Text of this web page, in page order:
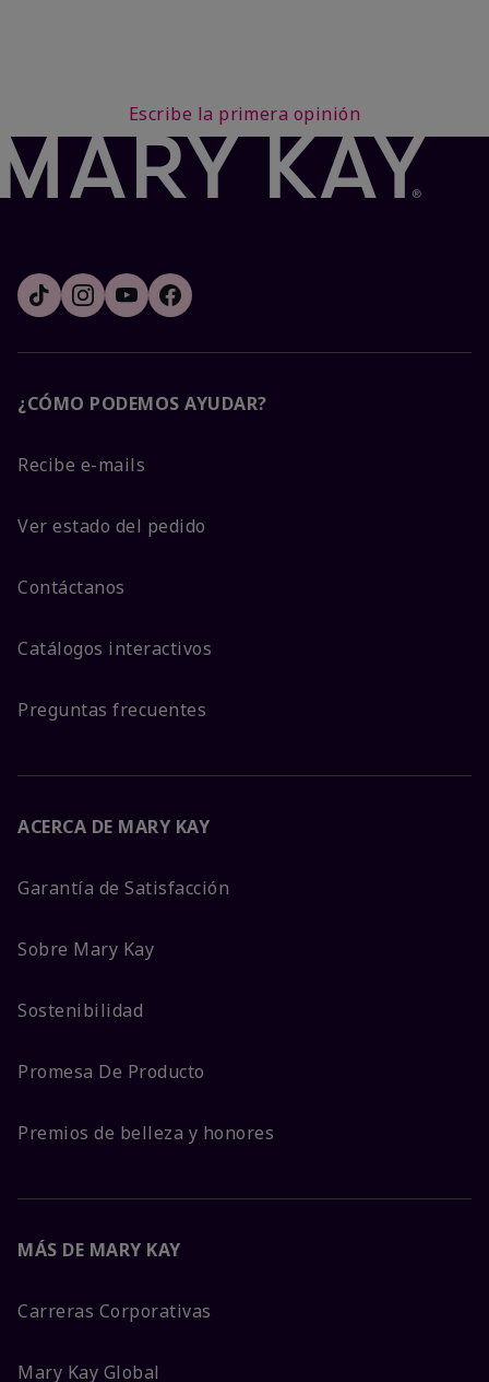
Escribe la primera opinión
¿CÓMO PODEMOS AYUDAR?
Recibe e-mails
Ver estado del pedido
Contáctanos
Catálogos interactivos
Preguntas frecuentes
ACERCA DE MARY KAY
Garantía de Satisfacción
Sobre Mary Kay
Sostenibilidad
Promesa De Producto
Premios de belleza y honores
MÁS DE MARY KAY
Carreras Corporativas
Mary Kay Global